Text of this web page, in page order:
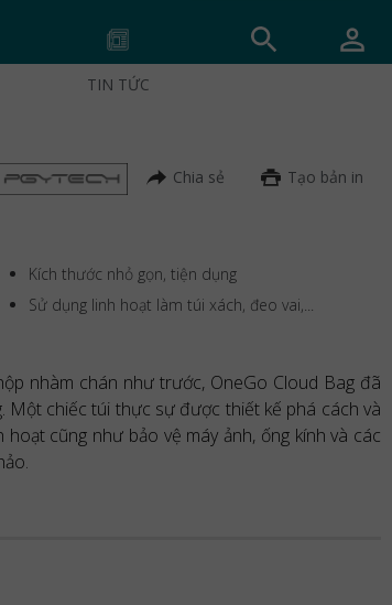
TIN TỨC
Chia sẻ Tạo bản in
Kích thước nhỏ gọn, tiện dụng
Sử dụng linh hoạt làm túi xách, đeo vai,...
nhàm chán như trước, OneGo Cloud Bag đã
Một chiếc túi thực sự được thiết kế phá cách và
cũng như bảo vệ máy ảnh, ống kính và các